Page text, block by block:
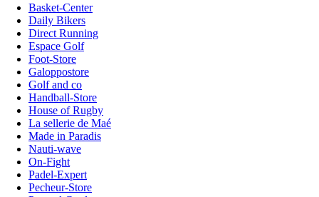
Basket-Center
Daily Bikers
Direct Running
Espace Golf
Foot-Store
Galoppostore
Golf and co
Handball-Store
House of Rugby
La sellerie de Maé
Made in Paradis
Nauti-wave
On-Fight
Padel-Expert
Pecheur-Store